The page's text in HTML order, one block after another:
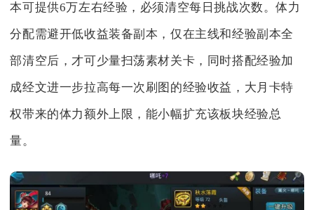
本可提供6万左右经验，必须清空每日挑战次数。体力
分配需避开低收益装备副本，仅在主线和经验副本全
部清空后，才可少量扫荡素材关卡，同时搭配经验加
成经文进一步拉高每一次刷图的经验收益，大月卡特
权带来的体力额外上限，能小幅扩充该板块经验总
量。